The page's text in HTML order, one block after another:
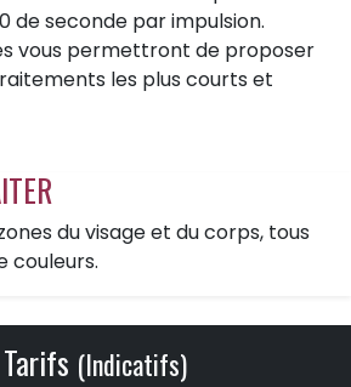
de seconde par impulsion.
vous permettront de proposer
les plus courts et
du visage et du corps, tous
couleurs.
Tarifs (Indicatifs)